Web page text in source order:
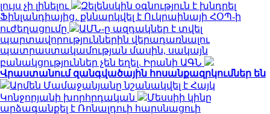
լույս չի լինելու
Զելենսկին օգնություն է խնդրել
Ֆինլանդիայից․ քննարկվել է Ուկրաինայի ՀՕՊ-ի
ուժեղացումը
ԱՄՆ-ը ազդակներ է տվել
պարտավորություններին վերադառնալու
պատրաստակամության մասին, սակայն
բանակցություններ չեն եղել. Իրանի ԱԳՆ
Վրաստանում զանգվածային հոսանքազրկումներ են
Արմեն Մամաջանյանը նշանակվել է Հայկ
Կոնջորյանի խորհրդական
Մեսսիի կինը
արձագանքել է Ռոնալդուի հարսնացուի